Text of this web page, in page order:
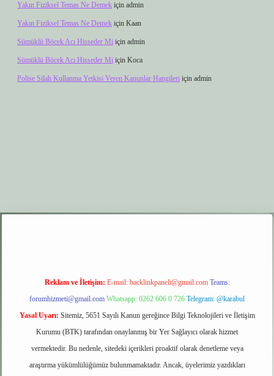
Yakın Fiziksel Temas Ne Demek için admin
Yakın Fiziksel Temas Ne Demek için Kaan
Sümüklü Böcek Acı Hisseder Mi için admin
Sümüklü Böcek Acı Hisseder Mi için Koca
Polise Silah Kullanma Yetkisi Veren Kanunlar Hangileri için admin
elexbet giriş
Reklam ve İletişim: E-mail: backlinkpaneli@gmail.com Teams:
forumhizmeti@gmail.com Whatsapp: 0262 606 0 726 Telegram: @karabul
Yasal Uyarı: Sitemiz, 5651 Sayılı Kanun gereğince Bilgi Teknolojileri ve İletişim
Kurumu (BTK) tarafından onaylanmış bir Yer Sağlayıcı olarak hizmet
vermektedir. Bu nedenle, sitedeki içerikleri proaktif olarak denetleme veya
araştırma yükümlülüğümüz bulunmamaktadır. Ancak, üyelerimiz yazdıkları